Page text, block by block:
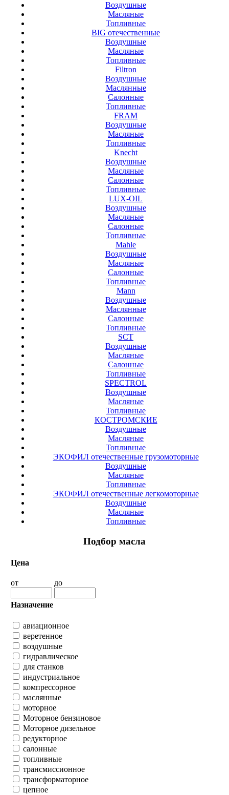
Воздушные
Масляные
Топливные
BIG отечественные
Воздушные
Масляные
Топливные
Filtron
Воздушные
Маслянные
Салонные
Топливные
FRAM
Воздушные
Масляные
Топливные
Knecht
Воздушные
Масляные
Салонные
Топливные
LUX-OIL
Воздушные
Масляные
Салонные
Топливные
Mahle
Воздушные
Масляные
Салонные
Топливные
Mann
Воздушные
Маслянные
Салонные
Топливные
SCT
Воздушные
Масляные
Салонные
Топливные
SPECTROL
Воздушные
Масляные
Топливные
КОСТРОМСКИЕ
Воздушные
Масляные
Топливные
ЭКОФИЛ отечественные грузомоторные
Воздушные
Масляные
Топливные
ЭКОФИЛ отечественные легкомоторные
Воздушные
Масляные
Топливные
Подбор масла
Цена
от до
Назначение
авиационное
веретенное
воздушные
гидравлическое
для станков
индустриальное
компрессорное
маслянные
моторное
Моторное бензиновое
Моторное дизельное
редукторное
салонные
топливные
трансмиссионное
трансформаторное
цепное